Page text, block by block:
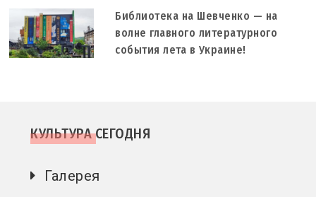
Библиотека на Шевченко — на
волне главного литературного
события лета в Украине!
КУЛЬТУРА СЕГОДНЯ
Галерея